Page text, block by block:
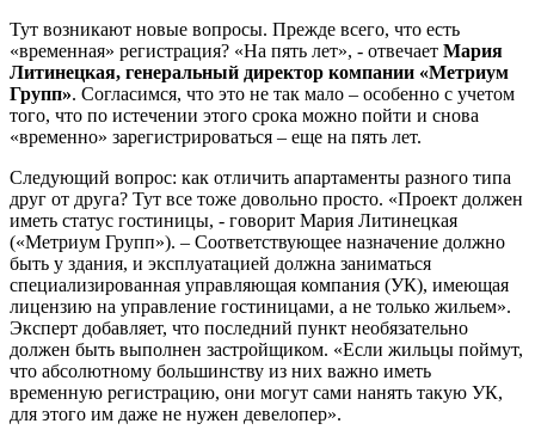
Тут возникают новые вопросы. Прежде всего, что есть
«временная» регистрация? «На пять лет», - отвечает Мария
Литинецкая, генеральный директор компании «Метриум
Групп». Согласимся, что это не так мало – особенно с учетом
того, что по истечении этого срока можно пойти и снова
«временно» зарегистрироваться – еще на пять лет.
Следующий вопрос: как отличить апартаменты разного типа
друг от друга? Тут все тоже довольно просто. «Проект должен
иметь статус гостиницы, - говорит Мария Литинецкая
(«Метриум Групп»). – Соответствующее назначение должно
быть у здания, и эксплуатацией должна заниматься
специализированная управляющая компания (УК), имеющая
лицензию на управление гостиницами, а не только жильем».
Эксперт добавляет, что последний пункт необязательно
должен быть выполнен застройщиком. «Если жильцы поймут,
что абсолютному большинству из них важно иметь
временную регистрацию, они могут сами нанять такую УК,
для этого им даже не нужен девелопер».